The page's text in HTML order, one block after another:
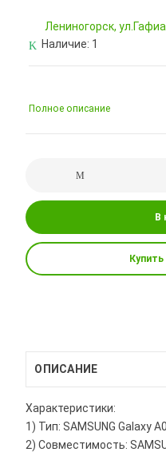
Лениногорск,
Наличие: 1
Полное описание
В
ОПИСАНИЕ
Характеристики:
1) Тип: SAMSUNG Galaxy
2) Совместимость: